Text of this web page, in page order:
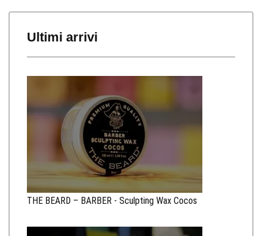
Ultimi arrivi
THE BEARD – BARBER - Sculpting Wax Cocos